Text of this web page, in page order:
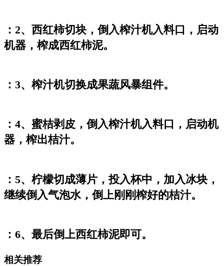
：2、西红柿切块，倒入榨汁机入料口，启动
机器，榨成西红柿泥。
：3、榨汁机切换成果蔬风暴组件。
：4、蜜桔剥皮，倒入榨汁机入料口，启动机
器，榨出桔汁。
：5、柠檬切成薄片，投入杯中，加入冰块，
继续倒入气泡水，倒上刚刚榨好的桔汁。
：6、最后倒上西红柿泥即可。
相关推荐